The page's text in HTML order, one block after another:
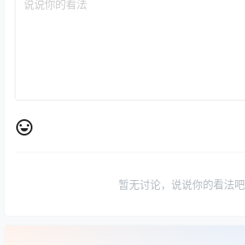
暂无讨论，说说你的看法吧